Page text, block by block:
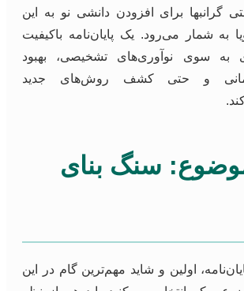
گرانبها برای افزودن دانشی نو به این
به شمار می‌رود. یک پایان‌نامه باکیفیت
به سوی نوآوری‌های تشخیصی، بهبود
و حتی کشف روش‌های جدید
سنگ بنای
اولین و شاید مهم‌ترین گام در این